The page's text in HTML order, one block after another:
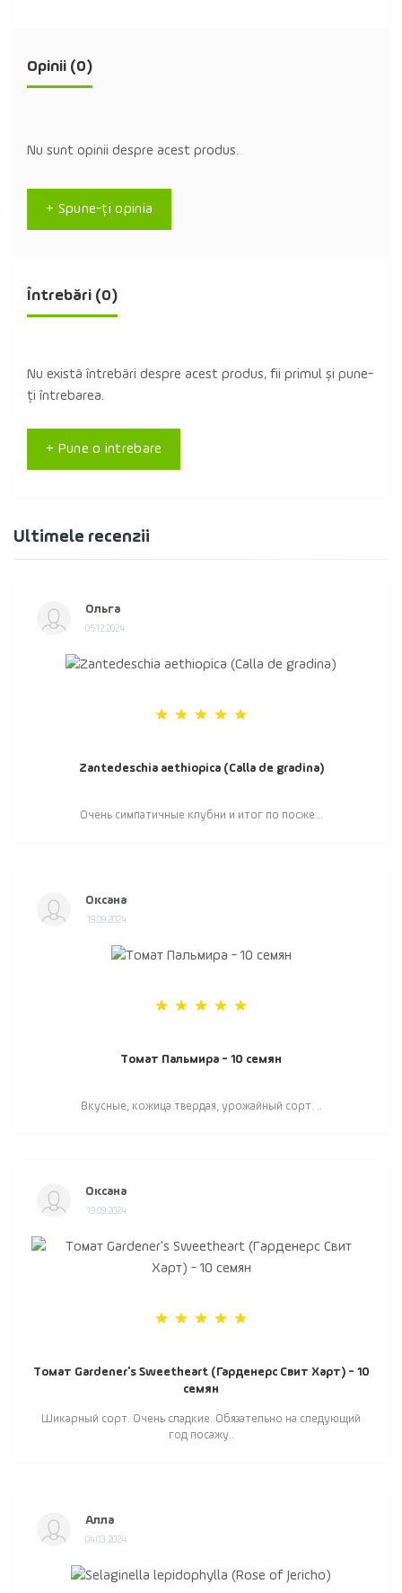
Opinii (0)
Nu sunt opinii despre acest produs.
+ Spune-ţi opinia
Întrebări (0)
Nu există întrebări despre acest produs, fii primul și pune-
ți întrebarea.
+ Pune o intrebare
Ultimele recenzii
Ольга
05.12.2024
Zantedeschia aethiopica (Calla de gradina)
Очень симпатичные клубни и итог по посже...
Оксана
19.09.2024
Томат Пальмира - 10 семян
Вкусные, кожица твердая, урожайный сорт. ..
Оксана
19.09.2024
Томат Gardener's Sweetheart (Гарденерс Свит Харт) - 10
семян
Шикарный сорт. Очень сладкие. Обязательно на следующий
год посажу..
Алла
04.03.2024